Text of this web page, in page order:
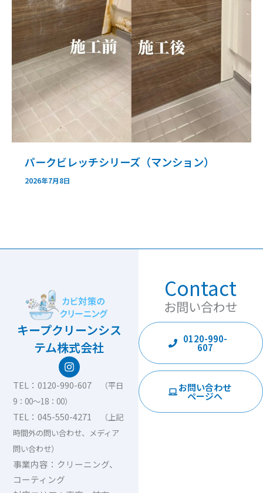
パークビレッチシリーズ（マンション）
2026年7月8日
キープクリーンシス
テム株式会社
I
n
s
t
g
r
a
TEL：0120-990-607
（平日
9：00〜18：00）
TEL：045-550-4271
（上記
時間外の問い合わせ、メディア
問い合わせ）
事業内容：クリーニング、
コーティング
Contact
お問い合わせ
0120-990-
607
お問い合わせ
ページへ